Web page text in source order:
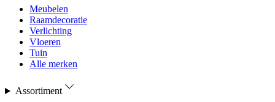
Meubelen
Raamdecoratie
Verlichting
Vloeren
Tuin
Alle merken
Assortiment